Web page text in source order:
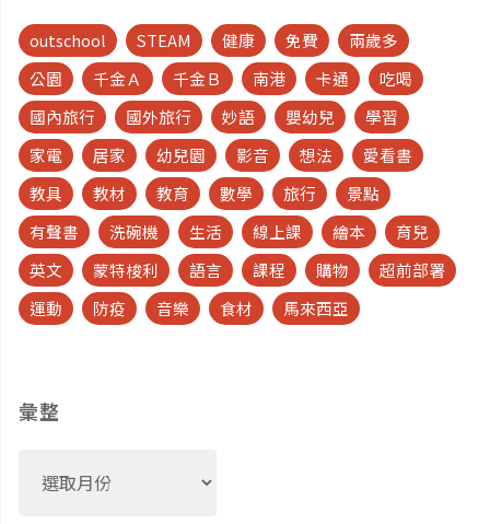
outschool STEAM 健康 免費
兩歲多
公園
千金Ａ 千金Ｂ 南港 卡通
吃喝
國內旅行
國外旅行 妙語 嬰幼兒
學習
家電
居家 幼兒園 影音 想法
愛看書
教具
教材 教育 數學 旅行
景點
有聲書
洗碗機 生活 線上課 繪本
育兒
英文
蒙特梭利 語言 課程 購物
超前部署
運動
防疫 音樂 食材 馬來西亞
彙整